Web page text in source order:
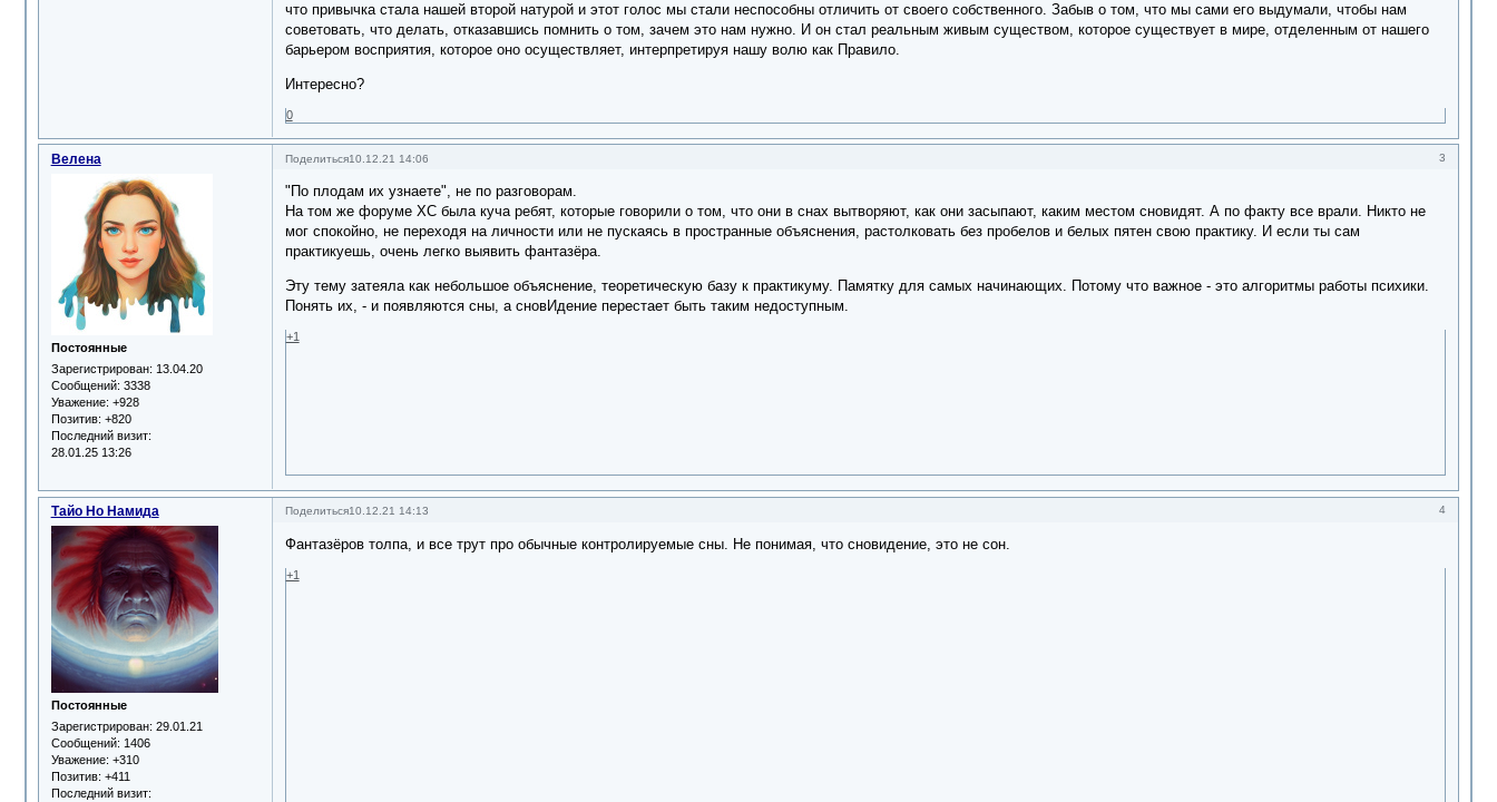
что привычка стала нашей второй натурой и этот голос мы стали неспособны отличить от своего собственного. Забыв о том, что мы сами его выдумали, чтобы нам
советовать, что делать, отказавшись помнить о том, зачем это нам нужно. И он стал реальным живым существом, которое существует в мире, отделенным от нашего
барьером восприятия, которое оно осуществляет, интерпретируя нашу волю как Правило.
Интересно?
0
Поделиться 3
10.12.21 14:06
Велена
Постоянные
Зарегистрирован: 13.04.20
Сообщений: 3338
Уважение: +928
Позитив: +820
Последний визит:
28.01.25 13:26
"По плодам их узнаете", не по разговорам.
На том же форуме ХС была куча ребят, которые говорили о том, что они в снах вытворяют, как они засыпают, каким местом сновидят. А по факту все врали. Никто не
мог спокойно, не переходя на личности или не пускаясь в пространные объяснения, растолковать без пробелов и белых пятен свою практику. И если ты сам
практикуешь, очень легко выявить фантазёра.
Эту тему затеяла как небольшое объяснение, теоретическую базу к практикуму. Памятку для самых начинающих. Потому что важное - это алгоритмы работы психики.
Понять их, - и появляются сны, а сновИдение перестает быть таким недоступным.
+1
Поделиться 4
10.12.21 14:13
Тайо Но Намида
Постоянные
Зарегистрирован: 29.01.21
Сообщений: 1406
Уважение: +310
Позитив: +411
Последний визит:
Фантазёров толпа, и все трут про обычные контролируемые сны. Не понимая, что сновидение, это не сон.
+1